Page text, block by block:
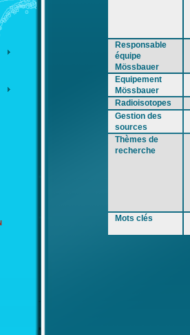
Responsable
équipe
Mössbauer
Equipement
Mössbauer
Radioisotopes
Gestion des
sources
Thèmes de
recherche
Mots clés